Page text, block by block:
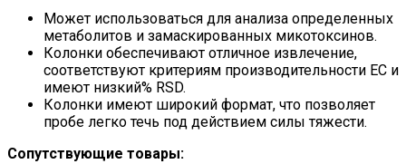
Может использоваться для анализа определенных
метаболитов и замаскированных микотоксинов.
Колонки обеспечивают отличное извлечение,
соответствуют критериям производительности ЕС и
имеют низкий% RSD.
Колонки имеют широкий формат, что позволяет
пробе легко течь под действием силы тяжести.
Сопутствующие товары: